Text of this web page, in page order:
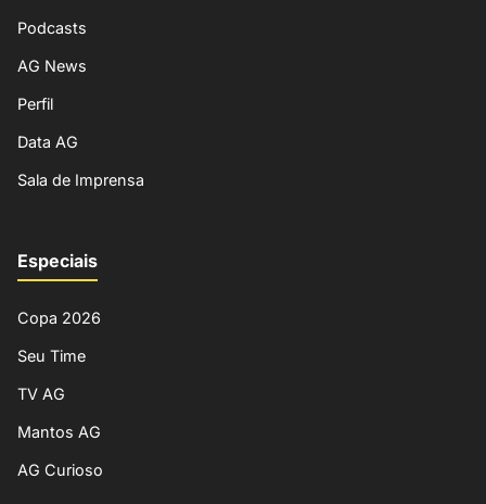
Podcasts
AG News
Perfil
Data AG
Sala de Imprensa
Especiais
Copa 2026
Seu Time
TV AG
Mantos AG
AG Curioso